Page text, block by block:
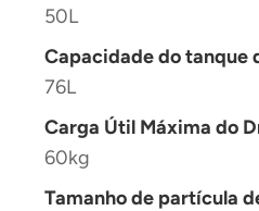
50L
Capacidade do tanque
76L
Carga Útil Máxima do
60kg
Tamanho de partícula